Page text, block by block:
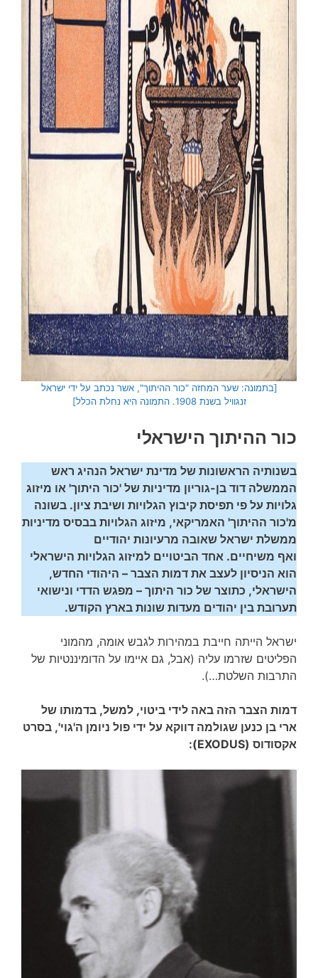
[בתמונה: שער המחזה "כור ההיתוך", אשר נכתב על ידי ישראל
זנגוויל בשנת 1908. התמונה היא נחלת הכלל]
כור ההיתוך הישראלי
בשנותיה הראשונות של מדינת ישראל הנהיג ראש
הממשלה דוד בן-גוריון מדיניות של 'כור היתוך' או מיזוג
גלויות על פי תפיסת קיבוץ הגלויות ושיבת ציון. בשונה
מ'כור ההיתוך' האמריקאי, מיזוג הגלויות בבסיס מדיניות
ממשלת ישראל שאובה מרעיונות יהודיים
ואף משיחיים. אחד הביטויים למיזוג הגלויות הישראלי
הוא הניסיון לעצב את דמות הצבר – היהודי החדש,
הישראלי, כתוצר של כור היתוך – מפגש הדדי ונישואי
תערובת בין יהודים מעדות שונות בארץ הקודש.
ישראל הייתה חייבת במהירות לגבש אומה, מהמוני
הפליטים שזרמו עליה (אבל, גם איימו על הדומיננטיות של
התרבות השלטת…).
דמות הצבר הזה באה לידי ביטוי, למשל, בדמותו של
ארי בן כנען שגולמה דווקא על ידי פול ניומן ה'גוי', בסרט
אקסודוס (EXODUS):